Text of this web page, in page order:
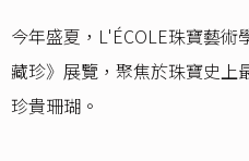
今年盛夏，L'ÉCOLE珠寶藝
藏珍》展覽，聚焦於珠寶史
珍貴珊瑚。